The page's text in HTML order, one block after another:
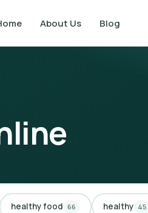
About Us Blog
healthy food 66 healthy 45